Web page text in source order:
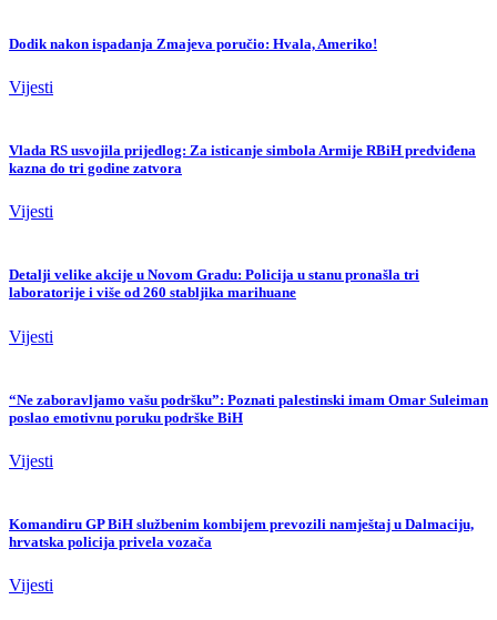
Dodik nakon ispadanja Zmajeva poručio: Hvala, Ameriko!
Vijesti
Vlada RS usvojila prijedlog: Za isticanje simbola Armije RBiH predviđena
kazna do tri godine zatvora
Vijesti
Detalji velike akcije u Novom Gradu: Policija u stanu pronašla tri
laboratorije i više od 260 stabljika marihuane
Vijesti
“Ne zaboravljamo vašu podršku”: Poznati palestinski imam Omar Suleiman
poslao emotivnu poruku podrške BiH
Vijesti
Komandiru GP BiH službenim kombijem prevozili namještaj u Dalmaciju,
hrvatska policija privela vozača
Vijesti